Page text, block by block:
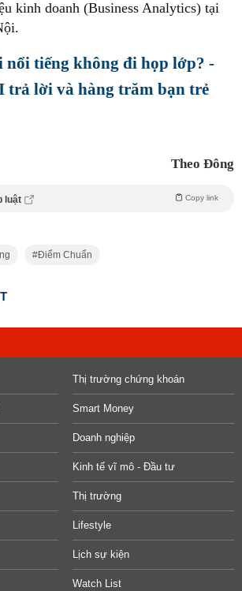
kinh doanh (Business Analytics) tại
nổi tiếng không đi họp lớp? -
lời và hàng trăm bạn trẻ
Theo Đông
luật Copy link
Điểm Chuẩn
Thị trường chứng khoán
Smart Money
Doanh nghiệp
Kinh tế vĩ mô - Đầu tư
Thị trường
Lifestyle
Lịch sự kiện
Watch List